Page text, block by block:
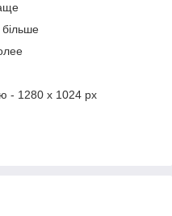
- 1280 x 1024 px